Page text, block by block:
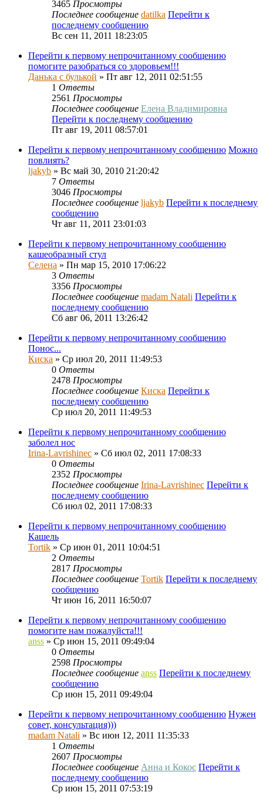
3465 Просмотры
Последнее сообщение datilka Перейти к
последнему сообщению
Вс сен 11, 2011 18:23:05
Перейти к первому непрочитанному сообщению
помогите разобраться со здоровьем!!!
Данька с булькой » Пт авг 12, 2011 02:51:55
1 Ответы
2561 Просмотры
Последнее сообщение Елена Владимировна
Перейти к последнему сообщению
Пт авг 19, 2011 08:57:01
Перейти к первому непрочитанному сообщению Можно
повлиять?
ljakyb » Вс май 30, 2010 21:20:42
7 Ответы
3046 Просмотры
Последнее сообщение ljakyb Перейти к последнему
сообщению
Чт авг 11, 2011 23:01:03
Перейти к первому непрочитанному сообщению
кашеобразный стул
Селена » Пн мар 15, 2010 17:06:22
3 Ответы
3356 Просмотры
Последнее сообщение madam Natali Перейти к
последнему сообщению
Сб авг 06, 2011 13:26:42
Перейти к первому непрочитанному сообщению
Понос...
Киска » Ср июл 20, 2011 11:49:53
0 Ответы
2478 Просмотры
Последнее сообщение Киска Перейти к
последнему сообщению
Ср июл 20, 2011 11:49:53
Перейти к первому непрочитанному сообщению
заболел нос
Irina-Lavrishinec » Сб июл 02, 2011 17:08:33
0 Ответы
2352 Просмотры
Последнее сообщение Irina-Lavrishinec Перейти к
последнему сообщению
Сб июл 02, 2011 17:08:33
Перейти к первому непрочитанному сообщению
Кашель
Tortik » Ср июн 01, 2011 10:04:51
2 Ответы
2817 Просмотры
Последнее сообщение Tortik Перейти к последнему
сообщению
Чт июн 16, 2011 16:50:07
Перейти к первому непрочитанному сообщению
помогите нам пожалуйста!!!
anss » Ср июн 15, 2011 09:49:04
0 Ответы
2598 Просмотры
Последнее сообщение anss Перейти к последнему
сообщению
Ср июн 15, 2011 09:49:04
Перейти к первому непрочитанному сообщению Нужен
совет, консультация)))
madam Natali » Вс июн 12, 2011 11:35:33
1 Ответы
2607 Просмотры
Последнее сообщение Анна и Кокос Перейти к
последнему сообщению
Ср июн 15, 2011 07:53:19